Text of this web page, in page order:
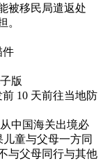
被移民局遣返处
。
件
版
10 天前往当地防
中国海关出境必
童与父母一方同
与父母同行与其他